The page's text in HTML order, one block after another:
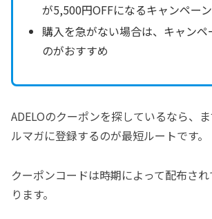
が5,500円OFFになるキャンペー
購入を急がない場合は、キャンペ
のがおすすめ
ADELOのクーポンを探しているなら、
ルマガに登録するのが最短ルートです。
クーポンコードは時期によって配布さ
ります。